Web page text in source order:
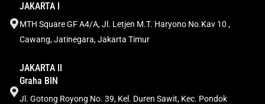
JAKARTA I
MTH Square GF A4/A, Jl. Letjen M.T. Haryono No.Kav 10 ,
Cawang, Jatinegara, Jakarta Timur
JAKARTA II
Graha BIN
Jl. Gotong Royong No. 39, Kel. Duren Sawit, Kec. Pondok